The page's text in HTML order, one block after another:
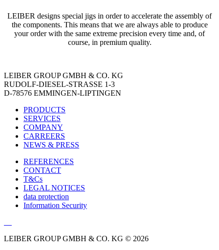
LEIBER designs special jigs in order to accelerate the assembly of
the components. This means that we are always able to produce
your order with the same extreme precision every time and, of
course, in premium quality.
LEIBER GROUP GMBH & CO. KG
RUDOLF-DIESEL-STRASSE 1-3
D-78576 EMMINGEN-LIPTINGEN
PRODUCTS
SERVICES
COMPANY
CARREERS
NEWS & PRESS
REFERENCES
CONTACT
T&Cs
LEGAL NOTICES
data protection
Information Security
LEIBER GROUP GMBH & CO. KG © 2026